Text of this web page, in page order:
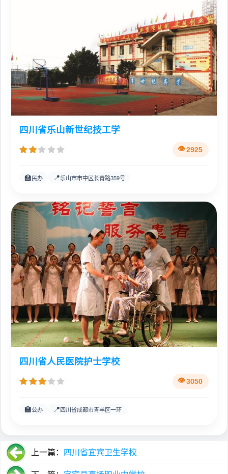
四川省乐山新世纪技工学
2925
🏫 民办 📍乐山市市中区长青路359号
四川省人民医院护士学校
3050
🏫公办 📍 四川省成都市青羊区一环
上一篇： 四川省宜宾卫生学校